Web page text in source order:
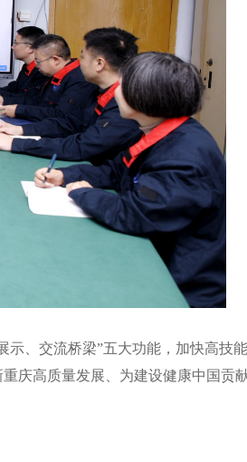
、交流桥梁”五大功能，加快高技能
庆高质量发展、为建设健康中国贡